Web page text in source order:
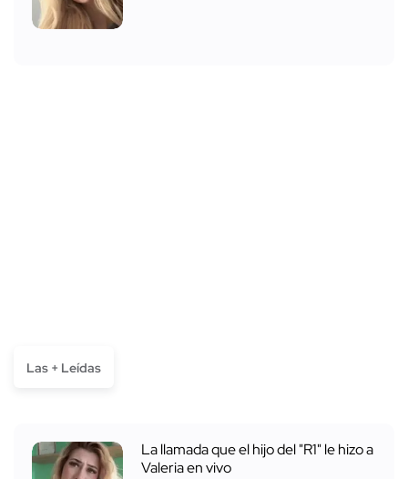
Las + Leídas
La llamada que el hijo del "R1" le hizo a
Valeria en vivo